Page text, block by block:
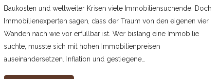
Baukosten und weltweiter Krisen viele Immobiliensuchende. Doch
Immobilienexperten sagen, dass der Traum von den eigenen vier
Wänden nach wie vor erfüllbar ist. Wer bislang eine Immobilie
suchte, musste sich mit hohen Immobilienpreisen
auseinandersetzen. Inflation und gestiegene…